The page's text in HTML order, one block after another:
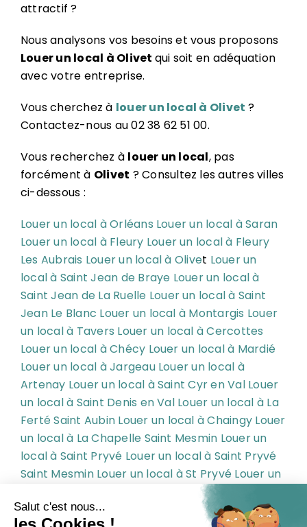
attractif ?
Nous analysons vos besoins et vous proposons
Louer un local à Olivet qui soit en adéquation
avec votre entreprise.
Vous cherchez à louer un local à Olivet ?
Contactez-nous au 02 38 62 51 00.
Vous recherchez à louer un local, pas
forcément à Olivet ? Consultez les autres villes
ci-dessous :
Louer un local à Orléans Louer un local à Saran
Louer un local à Fleury Louer un local à Fleury
Les Aubrais Louer un local à Olivet Louer un
local à Saint Jean de Braye Louer un local à
Saint Jean de La Ruelle Louer un local à Saint
Jean Le Blanc Louer un local à Montargis Louer
un local à Tavers Louer un local à Cercottes
Louer un local à Chécy Louer un local à Mardié
Louer un local à Jargeau Louer un local à
Artenay Louer un local à Saint Cyr en Val Louer
un local à Saint Denis en Val Louer un local à La
Ferté Saint Aubin Louer un local à Chaingy Louer
un local à La Chapelle Saint Mesmin Louer un
local à Saint Pryvé Louer un local à Saint Pryvé
Saint Mesmin Louer un local à St Pryvé Louer un
Louer un local à
Ingré